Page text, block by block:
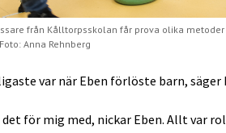
från Kålltorpsskolan får prova olika
Anna Rehnberg
var när Eben förlöste barn, säger
det för mig med, nickar Eben. Allt var